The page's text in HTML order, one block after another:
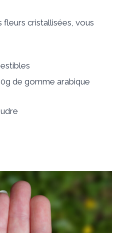
cristallisées, vous
de gomme arabique